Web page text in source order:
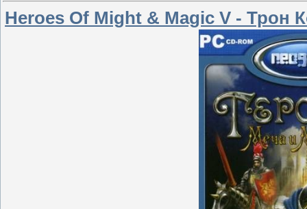
Heroes Of Might & Magic V - Трон